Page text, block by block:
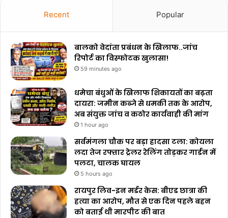
Recent Popular
बालको वेदांता प्रबंधन के खिलाफ..जांच
रिपोर्ट का विस्फोटक खुलासा!
59 minutes ago
धमेचा बंधुओं के खिलाफ शिकायतों का बढ़ता
दायरा: जमीन कब्जे से धमकी तक के आरोप,
अब संयुक्त जांच व कठोर कार्यवाही की मांग
1 hour ago
सर्वमंगला चौक पर बड़ा हादसा टला: कोयला
लदा तेज रफ्तार ट्रेलर रेलिंग तोड़कर गार्डन में
पलटा, चालक घायल
5 hours ago
रायपुर लिव-इन मर्डर केस: बीएड छात्रा की
हत्या का आरोप, मौत से एक दिन पहले बहन
को बताई थी मारपीट की बात